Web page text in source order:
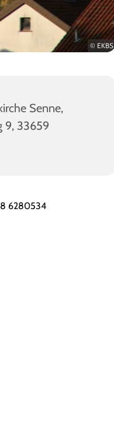
© EKBS
Senne,
9, 33659
6280534